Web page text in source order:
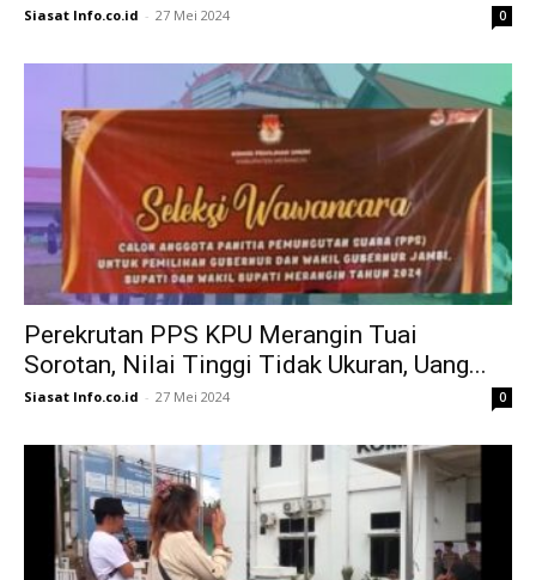
Siasat Info.co.id - 27 Mei 2024 0
Perekrutan PPS KPU Merangin Tuai
Sorotan, Nilai Tinggi Tidak Ukuran, Uang...
Siasat Info.co.id - 27 Mei 2024 0